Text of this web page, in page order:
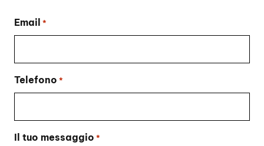
Email *
Telefono *
Il tuo messaggio *